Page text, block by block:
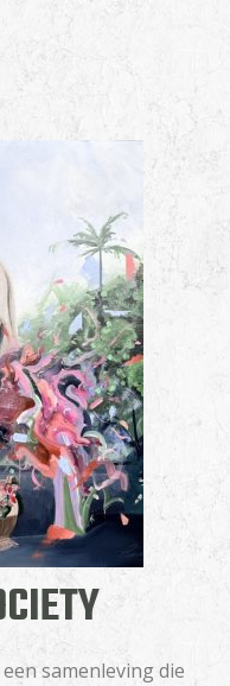
samenleving die